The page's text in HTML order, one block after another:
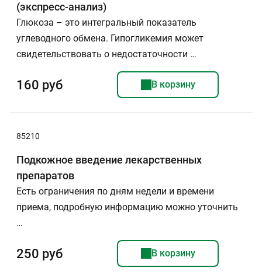
(экспресс-анализ)
Глюкоза – это интегральный показатель
углеводного обмена. Гипогликемия может
свидетельствовать о недостаточности …
160 руб В корзину
85210
Подкожное введение лекарственных
препаратов
Есть ограничения по дням недели и времени
приема, подробную информацию можно уточнить
…
250 руб В корзину